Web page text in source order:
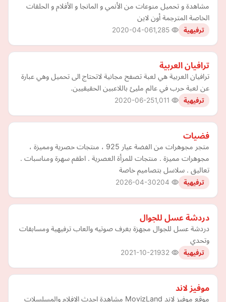
مشاهدة و تحميل منوعات من الأنمي و المانجا و الأفلام و الحلقات
الخاصة المترجمة أون لاين
ترفيهية 2020-04-06
ترافيان العربية
ترافيان العربية هي لعبة تصفح مجانية لاتحتاج الى تحميل وهي عبارة
عن لعبة حرب في عالم مليئ باللاعبين الحقيقيين.
ترفيهية 2020-06-25
فضيات
متجر مجوهرات من الفضة عيار 925 ، منتجات حصرية ومميزة ،
مجوهرات مميزة . منتجات للمرأة العصرية . اطقم سهرة ومناسبات .
تعاليق . سلاسل بتصاميم خاصة
ترفيهية 2026-04-30
دردشة عسل للجوال
دردشة عسل للجوال مجهزة بغرف صوتيه والعاب ترفيهية ومسابقات
وتحدي
ترفيهية 2021-10-21
موفيز لاند
موقع موفيز لاند MovizLand مشاهدة احدث الافلام والمسلسلات